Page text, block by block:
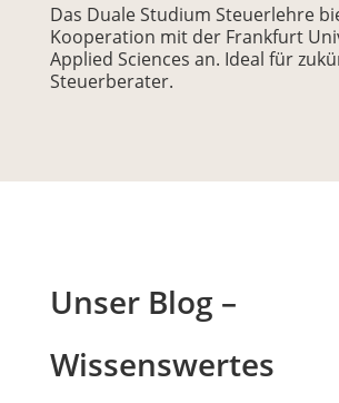
Das Duale Studium Steuerlehre
Kooperation mit der Frankfurt
Applied Sciences an. Ideal für
Steuerberater.
Unser Blog –
Wissenswertes